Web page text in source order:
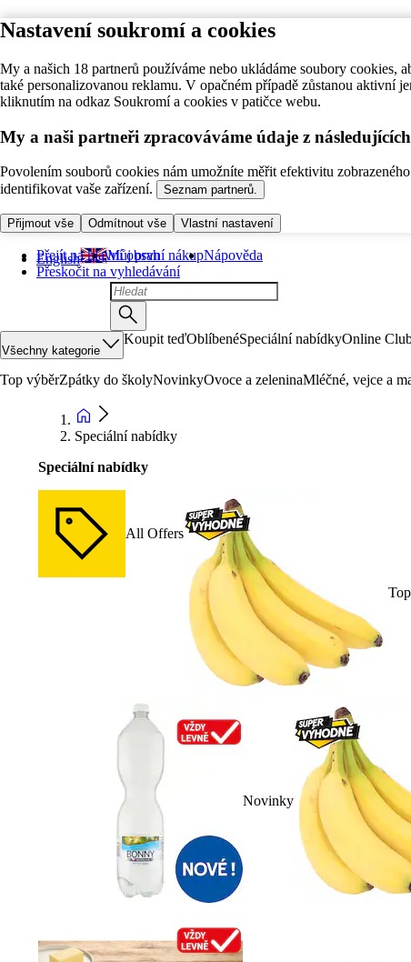
Nastavení soukromí a cookies
My a našich 18 partnerů používáme nebo ukládáme soubory
také personalizovanou reklamu. V opačném případě zůstanou aktivní
kliknutím na odkaz Soukromí a cookies v patičce webu.
My a naši partneři zpracováváme údaje z
Povolením souborů cookies nám umožníte měřit efektivitu
identifikovat vaše zařízení.
Seznam partnerů.
Přijmout vše Odmítnout vše Vlastní nastavení
Přejít na hlavní obsah
Přeskočit na vyhledávání
English Můj první nákupNápověda
Všechny kategorie
Koupit teďOblíbenéSpeciální nabídkyOnline
Top výběrZpátky do školyNovinkyOvoce a zeleninaMléčné, vejce a
Speciální nabídky
Speciální nabídky
All Offers
Novinky